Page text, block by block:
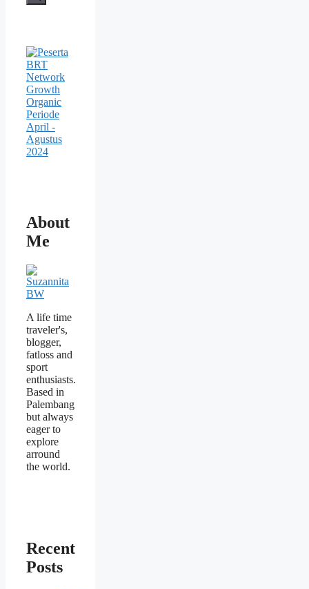
About
Me
A life time
traveler's,
blogger,
fatloss and
sport
enthusiasts.
Based in
Palembang
but always
eager to
explore
arround
the world.
Recent
Posts